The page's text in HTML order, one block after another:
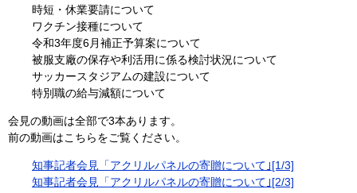
時短・休業要請について
ワクチン接種について
令和3年度6月補正予算案について
被服支廠の保存や利活用に係る検討状況について
サッカースタジアムの建設について
特別職の給与減額について
会見の動画は全部で3本あります。
前の動画はこちらをご覧ください。
知事記者会見「アクリルパネルの寄贈について｣[1/3]
知事記者会見「アクリルパネルの寄贈について｣[2/3]